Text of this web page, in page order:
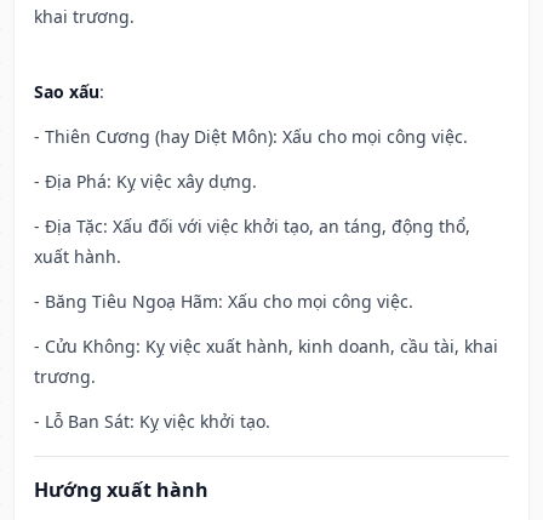
khai trương.
Sao xấu:
- Thiên Cương (hay Diệt Môn): Xấu cho mọi công việc.
- Địa Phá: Kỵ việc xây dựng.
- Địa Tặc: Xấu đối với việc khởi tạo, an táng, động thổ,
xuất hành.
- Băng Tiêu Ngoạ Hãm: Xấu cho mọi công việc.
- Cửu Không: Kỵ việc xuất hành, kinh doanh, cầu tài, khai
trương.
- Lỗ Ban Sát: Kỵ việc khởi tạo.
Hướng xuất hành